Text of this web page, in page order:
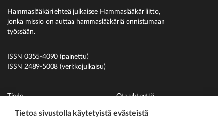
Hammaslääkärilehteä julkaisee Hammaslääkäriliitto,
jonka missio on auttaa hammaslääkäriä onnistumaan
työssään.
ISSN 0355-4090 (painettu)
ISSN 2489-5008 (verkkojulkaisu)
Tiede
Uutiset
Ota yhteyttä
Suomen Hammaslääkäriliitto
Tietoa sivustolla käytetyistä evästeistä